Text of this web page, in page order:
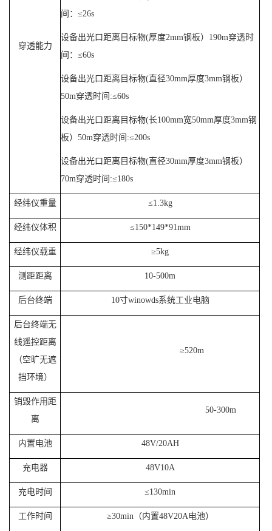
穿透能力
间： ≤26s
设备出光口距离目标物(厚度2mm钢板） 190m穿透时
间： ≤60s
设备出光口距离目标物(直径30mm厚度3mm钢板）
50m穿透时间 :≤60s
设备出光口距离目标物(长100mm宽50mm厚度3mm钢
板） 50m穿透时间 :≤200s
设备出光口距离目标物(直径30mm厚度3mm钢板）
70m穿透时间 :≤180s
经纬仪重量 ≤1.3kg
经纬仪体积 ≤150*149*91mm
经纬仪载重 ≥5kg
测距距离 10-500m
后台终端 10寸winowds系统工业电脑
后台终端无
线遥控距离
（空旷无遮
挡环境）
≥520m
销毁作用距
离
50-300m
内置电池 48V/20AH
充电器 48V10A
充电时间 ≤130min
工作时间 ≥30min （内置48V20A电池）